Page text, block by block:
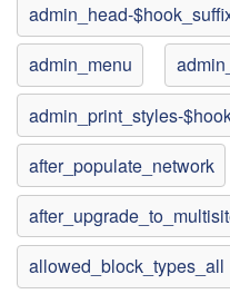
admin_head-
admin_menu
admin_print_styles-
after_populate_network
allowed_block_types_all